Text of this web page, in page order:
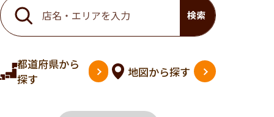
検索
都道府県から
探す
地図から探す